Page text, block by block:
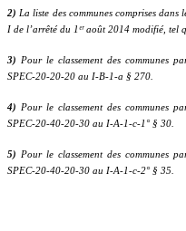
2) La liste des communes comprises dans
I de l’arrêté du 1ᵉʳ août 2014 modifié, tel
3) Pour le classement des communes
SPEC-20-20-20 au I-B-1-a § 270.
4) Pour le classement des communes
SPEC-20-40-20-30 au I-A-1-c-1° § 30.
5) Pour le classement des communes
SPEC-20-40-20-30 au I-A-1-c-2° § 35.